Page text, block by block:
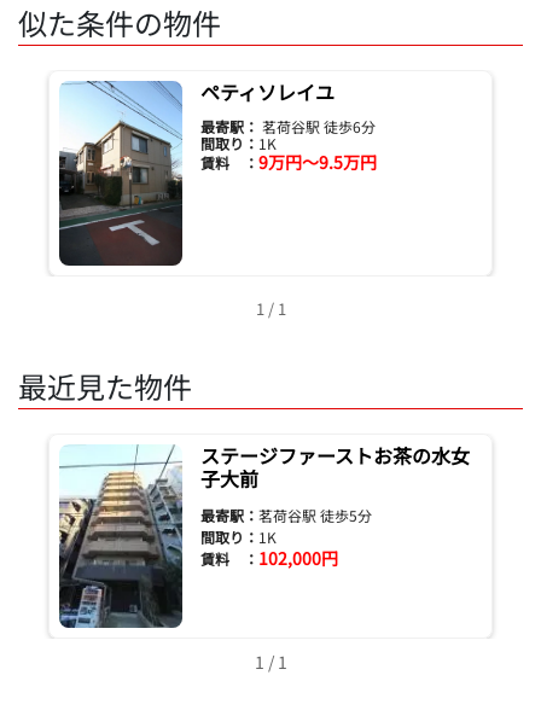
似た条件の物件
ペティソレイユ
最寄駅： 茗荷谷駅 徒歩6分
間取り： 1K
賃料 ： 9万円～9.5万円
1 / 1
最近見た物件
ステージファーストお茶の水女
子大前
最寄駅： 茗荷谷駅 徒歩5分
間取り： 1K
賃料 ： 102,000円
1 / 1